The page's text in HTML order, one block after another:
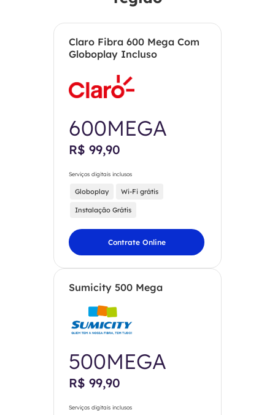
Claro Fibra 600 Mega Com
Globoplay Incluso
600MEGA
R$ 99,90
Serviços digitais inclusos
Globoplay Wi-Fi grátis
Instalação Grátis
Contrate Online
Sumicity 500 Mega
500MEGA
R$ 99,90
Serviços digitais inclusos